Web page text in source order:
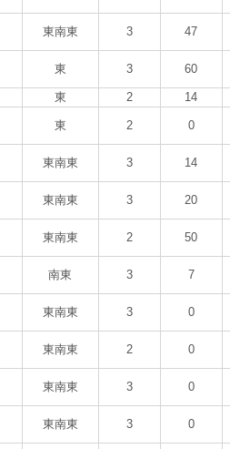
東南東 3 47
東 3 60
東 2
14
東 2 0
東南東 3 14
東南東 3 20
東南東 2 50
南東 3 7
東南東 3 0
東南東 2 0
東南東 3 0
東南東 3 0